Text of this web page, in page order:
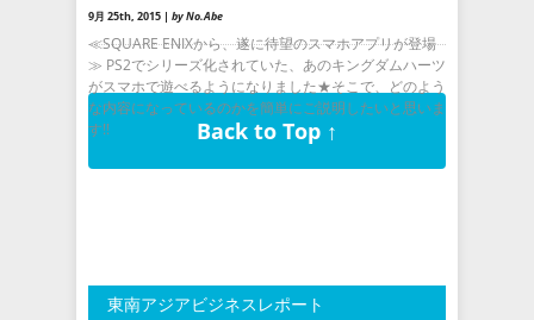
9月 25th, 2015 | by No.Abe
≪SQUARE ENIXから、遂に待望のスマホアプリが登場
≫ PS2でシリーズ化されていた、あのキングダムハーツ
がスマホで遊べるようになりました★そこで、どのよう
な内容になっているのかを簡単にご説明したいと思いま
す!!
Back to Top ↑
東南アジアビジネスレポート